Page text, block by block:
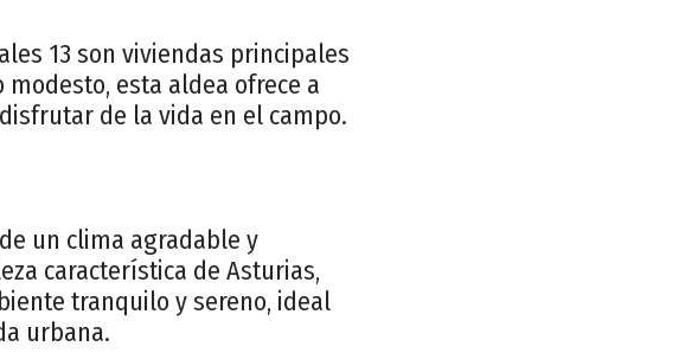
13 son viviendas principales
esta aldea ofrece a
de la vida en el campo.
un clima agradable y
característica de Asturias,
tranquilo y sereno, ideal
urbana.